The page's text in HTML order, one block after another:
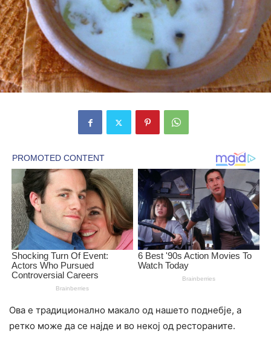
Ова е традиционално макало од нашето поднебје, а
ретко може да се најде и во некој од рестораните.​